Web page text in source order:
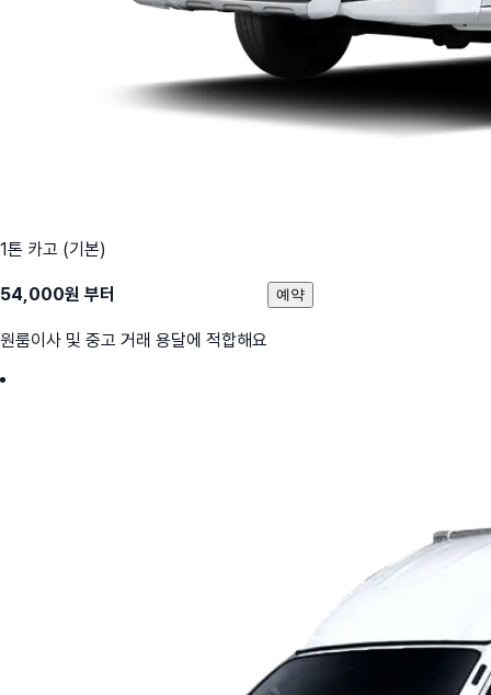
1톤 카고 (기본)
54,000원 부터
원룸이사 및 중고 거래 용달에 적합해요
예약